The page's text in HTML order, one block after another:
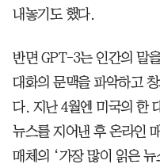
내놓기도 했다.
반면 GPT-3는 인간의 말
대화의 문맥을 파악하고
다. 지난 4월엔 미국의 한
뉴스를 지어낸 후 온라인
매체의 ‘가장 많이 읽은